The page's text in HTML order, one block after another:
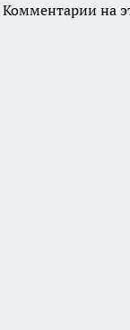
Комментарии на